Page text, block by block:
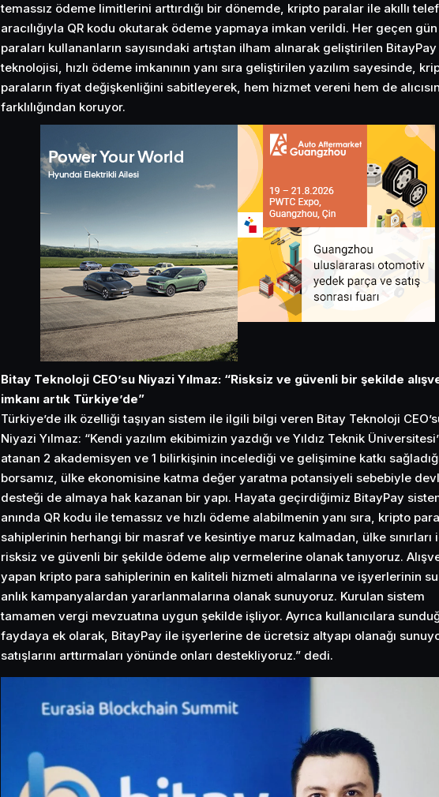
temassız ödeme limitlerini arttırdığı bir dönemde, kripto paralar ile akıllı
aracılığıyla QR kodu okutarak ödeme yapmaya imkan verildi. Her geçen
paraları kullananların sayısındaki artıştan ilham alınarak geliştirilen BitayPay
teknolojisi, hızlı ödeme imkanının yanı sıra geliştirilen yazılım sayesinde,
paraların fiyat değişkenliğini sabitleyerek, hem hizmet vereni hem de
farklılığından koruyor.
Bitay Teknoloji CEO’su Niyazi Yılmaz: “Risksiz ve güvenli bir şekilde
imkanı artık Türkiye’de”
Türkiye’de ilk özelliği taşıyan sistem ile ilgili bilgi veren Bitay Teknoloji
Niyazi Yılmaz: “Kendi yazılım ekibimizin yazdığı ve Yıldız Teknik
atanan 2 akademisyen ve 1 bilirkişinin incelediği ve gelişimine katkı
borsamız, ülke ekonomisine katma değer yaratma potansiyeli sebebiyle
desteği de almaya hak kazanan bir yapı. Hayata geçirdiğimiz BitayPay
anında QR kodu ile temassız ve hızlı ödeme alabilmenin yanı sıra, kripto para
sahiplerinin herhangi bir masraf ve kesintiye maruz kalmadan, ülke sınırları
risksiz ve güvenli bir şekilde ödeme alıp vermelerine olanak tanıyoruz.
yapan kripto para sahiplerinin en kaliteli hizmeti almalarına ve işyerlerinin
anlık kampanyalardan yararlanmalarına olanak sunuyoruz. Kurulan sistem
tamamen vergi mevzuatına uygun şekilde işliyor. Ayrıca kullanıcılara
faydaya ek olarak, BitayPay ile işyerlerine de ücretsiz altyapı olanağı
satışlarını arttırmaları yönünde onları destekliyoruz.” dedi.